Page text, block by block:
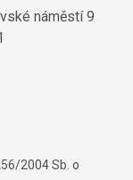
náměstí 9
2004 Sb. o